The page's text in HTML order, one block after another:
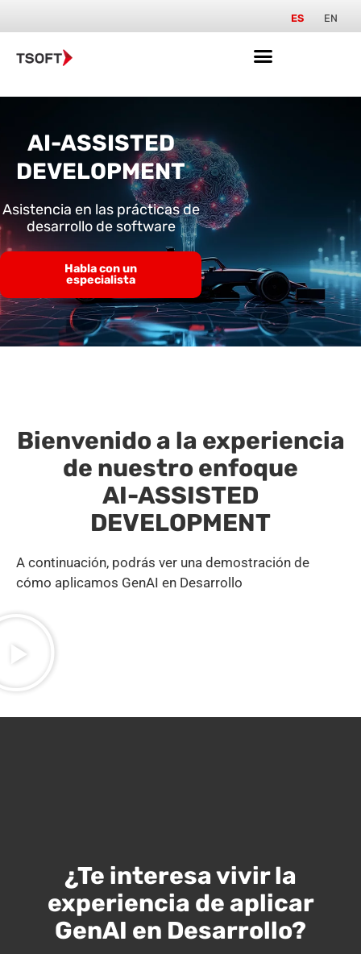
ES EN
AI-ASSISTED
DEVELOPMENT
Asistencia en las prácticas de
desarrollo de software
Habla con un
especialista
Bienvenido a la experiencia
de nuestro enfoque
AI-ASSISTED
DEVELOPMENT
A continuación, podrás ver una demostración de
cómo aplicamos GenAI en Desarrollo
¿Te interesa vivir la
experiencia de aplicar
GenAI en Desarrollo?